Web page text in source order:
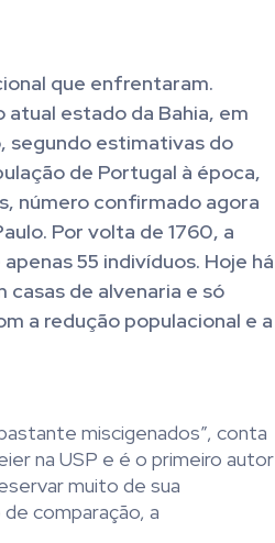
que enfrentaram.
atual estado da Bahia, em
segundo estimativas do
de Portugal à época,
número confirmado agora
Por volta de 1760, a
55 indivíduos. Hoje há
de alvenaria e só
a redução populacional e a
miscigenados”, conta
na USP e é o primeiro autor
muito de sua
comparação, a